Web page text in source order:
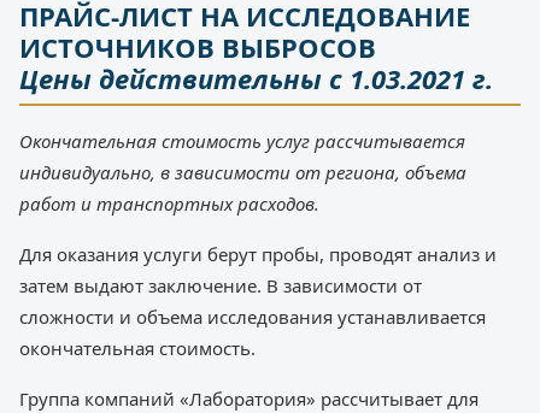
ПРАЙС-ЛИСТ НА ИССЛЕДОВАНИЕ
ИСТОЧНИКОВ ВЫБРОСОВ
Цены действительны с 1.03.2021 г.
Окончательная стоимость услуг рассчитывается
индивидуально, в зависимости от региона, объема
работ и транспортных расходов.
Для оказания услуги берут пробы, проводят анализ и
затем выдают заключение. В зависимости от
сложности и объема исследования устанавливается
окончательная стоимость.
Группа компаний «Лаборатория» рассчитывает для